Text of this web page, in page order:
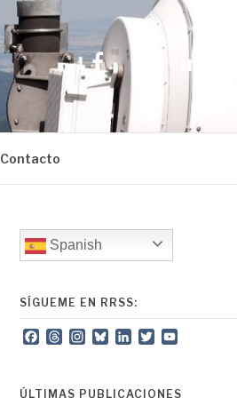
Facebook Instagram
Contacto
Spanish
SÍGUEME EN RRSS:
Facebook
ThreadsInstagram
BlueskyLinkedIn
Twitter
ÚLTIMAS PUBLICACIONES